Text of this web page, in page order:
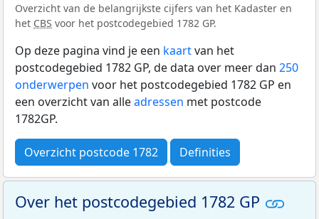
Overzicht van de belangrijkste cijfers van het Kadaster en
het CBS voor het postcodegebied 1782 GP.
Op deze pagina vind je een kaartvan het
postcodegebied 1782 GP, de data over meer dan 250
onderwerpen voor het postcodegebied 1782 GP en
een overzicht van alleadressen met postcode
1782GP.
Overzicht postcode 1782 Definities
Over het postcodegebied 1782 GP